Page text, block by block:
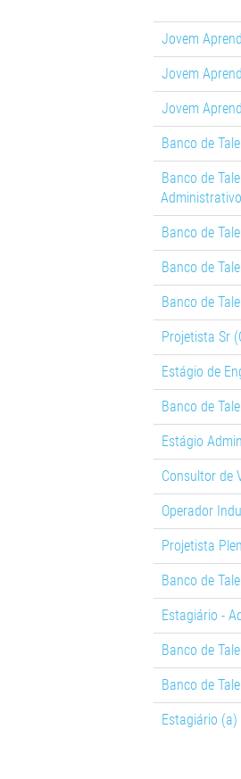
Jovem
Jovem
Jovem
Banco de
Banco de
Administrativo
Banco de
Banco de
Banco de
Projetista Sr
Estágio de
Banco de
Estágio
Consultor de
Operador
Projetista
Banco de
Estagiário -
Banco de
Banco de
Estagiário (a)